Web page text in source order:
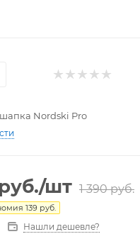
Nordski Pro
руб./шт 1 390руб.
139 руб.
Нашли дешевле?